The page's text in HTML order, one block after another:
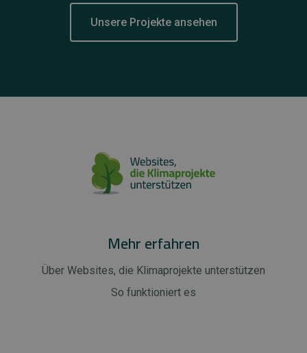
Unsere Projekte ansehen
Mehr erfahren
Über Websites, die Klimaprojekte unterstützen
So funktioniert es